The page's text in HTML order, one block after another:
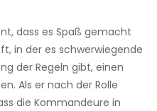
dass es Spaß gemacht
in der es schwerwiegende
der Regeln gibt, einen
Als er nach der Rolle
die Kommandeure in